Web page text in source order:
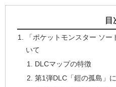
目
「ポケットモンスター ソ
いて
DLCマップの特徴
第1弾DLC「鎧の孤島」